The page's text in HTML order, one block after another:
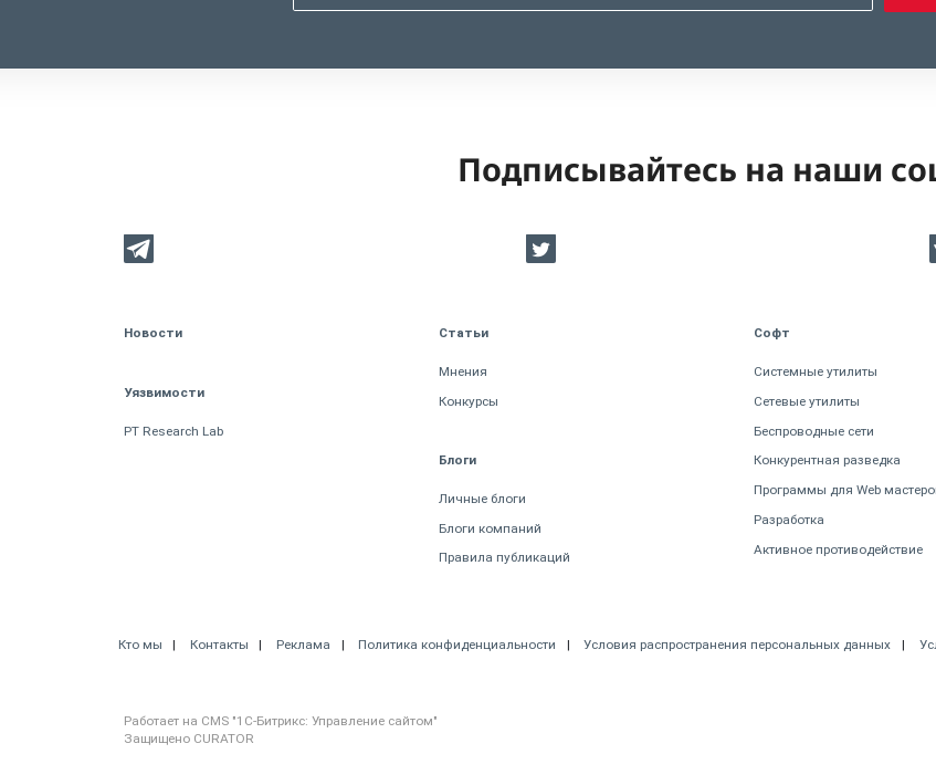
Подписывайтесь на наши
Новости
Уязвимости
PT Research Lab
Статьи
Мнения
Конкурсы
Блоги
Личные блоги
Блоги компаний
Правила публикаций
Софт
Системные утилиты
Сетевые утилиты
Беспроводные сети
Конкурентная разведка
Программы для Web
Разработка
Активное противодействие
Кто мы Контакты Реклама Политика конфиденциальности Условия распространения персональных данных
Работает на CMS "1С-Битрикс: Управление сайтом"
Защищено CURATOR